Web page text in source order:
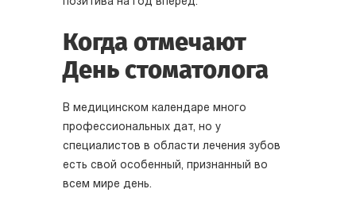
Когда отмечают
День стоматолога
В медицинском календаре много
профессиональных дат, но у
специалистов в области лечения зубов
есть свой особенный, признанный во
всем мире день.